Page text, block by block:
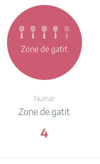
Zone de gatit
Numar
Zone de gatit
4